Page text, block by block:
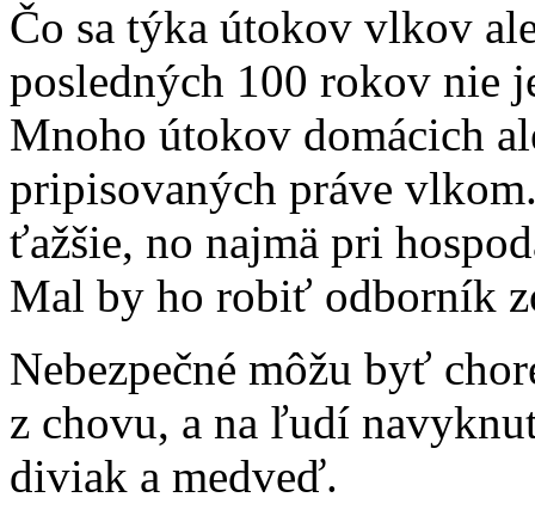
Čo sa týka útokov vlkov
posledných 100 rokov nie
Mnoho útokov domácich
pripisovaných práve
ťažšie, no najmä pri
Mal by ho robiť odborník
Nebezpečné môžu byť
z chovu, a na ľudí
diviak a medveď.